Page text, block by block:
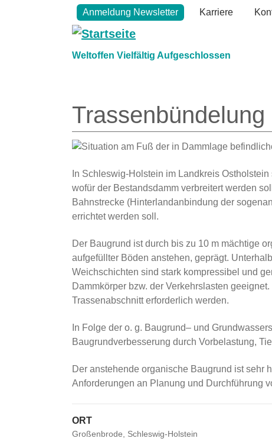
Direkt zum InhaltTopmenu
Anmeldung Newsletter Karriere
Weltoffen Vielfältig Aufgeschlossen
Trassenbündelung
In Schleswig-Holstein im Landkreis
wofür der Bestandsdamm verbreitert werden
Bahnstrecke (Hinterlandanbindung der
errichtet werden soll.
Der Baugrund ist durch bis zu 10 m mächtige
aufgefüllter Böden anstehen, geprägt.
Weichschichten sind stark kompressibel und
Dammkörper bzw. der Verkehrslasten
Trassenabschnitt erforderlich werden.
In Folge der o. g. Baugrund– und
Baugrundverbesserung durch Vorbelastung,
Der anstehende organische Baugrund ist sehr
Anforderungen an Planung und Durchführung
ORT
Großenbrode, Schleswig-Holstein